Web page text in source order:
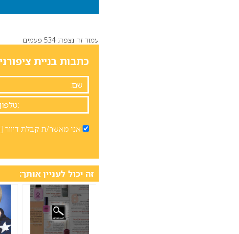
עמוד זה נצפה: 534 פעמים
כתבות בניית
אני מאשר/ת קבלת דיוור [recaptcha]
זה יכול לעניין אותך: